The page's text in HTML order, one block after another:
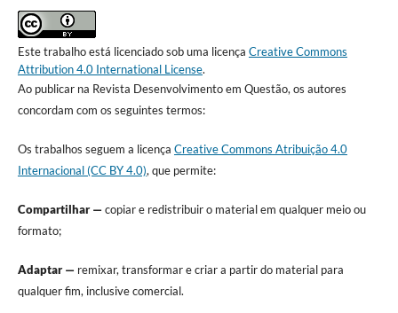
Este trabalho está licenciado sob uma licença Creative Commons
Attribution 4.0 International License.
Ao publicar na Revista Desenvolvimento em Questão, os autores
concordam com os seguintes termos:
Os trabalhos seguem a licença Creative Commons Atribuição 4.0
Internacional (CC BY 4.0), que permite:
Compartilhar — copiar e redistribuir o material em qualquer meio ou
formato;
Adaptar — remixar, transformar e criar a partir do material para
qualquer fim, inclusive comercial.